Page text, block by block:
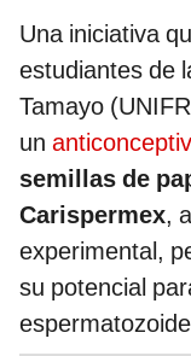
Una iniciativa
estudiantes de
Tamayo
un
semillas de
Carispermex,
experimental,
su potencial